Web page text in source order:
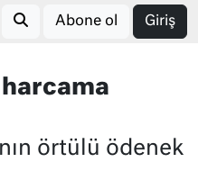
Abone ol Giriş
harcama
örtülü ödenek